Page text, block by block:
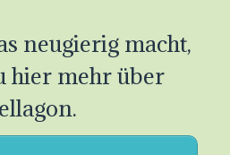
neugierig macht,
hier mehr über